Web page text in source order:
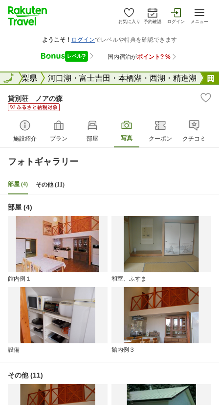
お気に入り 予約確認 ログイン メニュー
全国 山梨県 河口湖・富士吉田・本栖湖・西湖・精進湖
全国
貸別荘 ノアの森
施設紹介 プラン 部屋 写真 クーポン クチコミ
フォトギャラリー
部屋 (4) その他 (11)
部屋 (4)
館内例１ 和室、ふすま
設備 館内例３
その他 (11)